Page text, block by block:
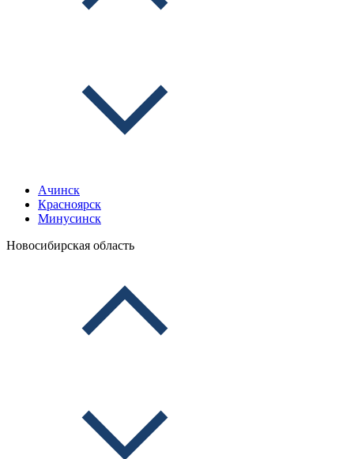
Ачинск
Красноярск
Минусинск
Новосибирская область